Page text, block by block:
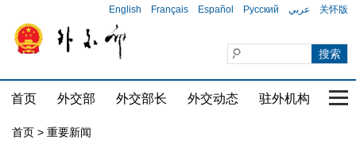
English Français Español Русский عربي 关怀版
首页 外交部 外交部长 外交动态 驻外机构 国
首页 > 重要新闻